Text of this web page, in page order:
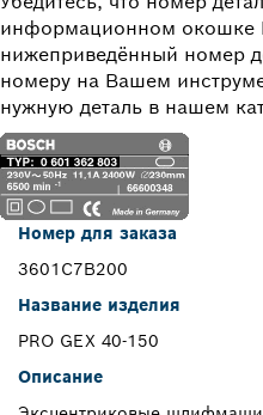
информационном окошке
нижеприведённый номер
номеру на Вашем
нужную деталь в нашем
Номер для заказа
3601C7B200
Название изделия
PRO GEX 40-150
Описание